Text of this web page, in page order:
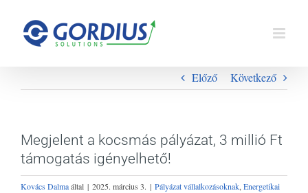
Előző Következő
Megjelent a kocsmás pályázat, 3 millió Ft
támogatás igényelhető!
Kovács Dalmaáltal | 2025. március 3. | Pályázat vállalkozásoknak Energetikai